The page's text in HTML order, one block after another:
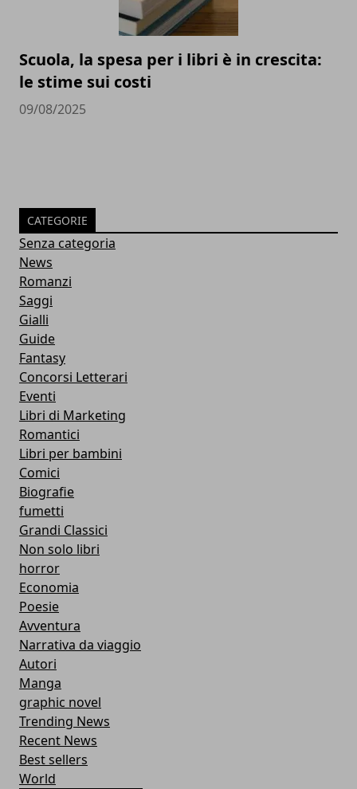
Scuola, la spesa per i libri è in crescita:
le stime sui costi
09/08/2025
CATEGORIE
Senza categoria
News
Romanzi
Saggi
Gialli
Guide
Fantasy
Concorsi Letterari
Eventi
Libri di Marketing
Romantici
Libri per bambini
Comici
Biografie
fumetti
Grandi Classici
Non solo libri
horror
Economia
Poesie
Avventura
Narrativa da viaggio
Autori
Manga
graphic novel
Trending News
Recent News
Best sellers
World